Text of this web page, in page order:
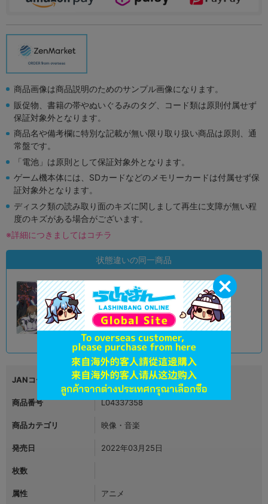
商品画像は商品説明のためのサンプル画像になります。
販促物、書籍の帯やぬいぐるみのタグ、コード類は原則付属せず
保証対象外となります。
商品名や備考欄に特別な記載が無い限り取り扱い商品は原則、通
常盤です。
「電池」は原則として保証対象外となります。
ゲーム機本体には、SDカードなどのメモリーカードは付属せず保
証対象外となります。
ディスク類の読み取り面のキズに関しまして再生に支障が無い程
度のキズがある場合がございます。
※詳細につきましてはコチラ
状態違いの同一商品
状態 :
オンライン
在庫あり 2,190円 税込
JANコード 4580055355875
商品番号 L04337358
商品カテゴリ 映像・音楽
発売日 2022年03月25日
枚数
属性 アニメ